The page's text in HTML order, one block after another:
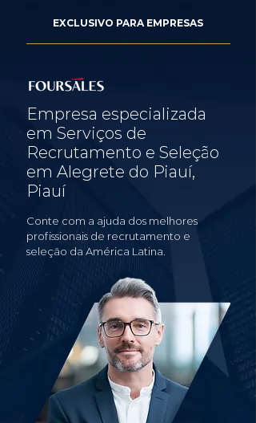
EXCLUSIVO PARA EMPRESAS
Empresa especializada
em Serviços de
Recrutamento e Seleção
em Alegrete do Piauí,
Piauí
Conte com a ajuda dos melhores
profissionais de recrutamento e
seleção da América Latina.